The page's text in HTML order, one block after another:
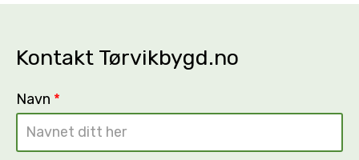
Kontakt Tørvikbygd.no
Navn *